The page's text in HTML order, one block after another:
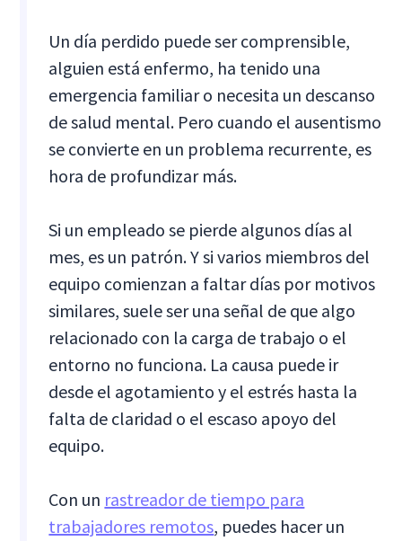
Un día perdido puede ser comprensible,
alguien está enfermo, ha tenido una
emergencia familiar o necesita un descanso
de salud mental. Pero cuando el ausentismo
se convierte en un problema recurrente, es
hora de profundizar más.
Si un empleado se pierde algunos días al
mes, es un patrón. Y si varios miembros del
equipo comienzan a faltar días por motivos
similares, suele ser una señal de que algo
relacionado con la carga de trabajo o el
entorno no funciona. La causa puede ir
desde el agotamiento y el estrés hasta la
falta de claridad o el escaso apoyo del
equipo.
Con un rastreador de tiempo para
trabajadores remotos, puedes hacer un